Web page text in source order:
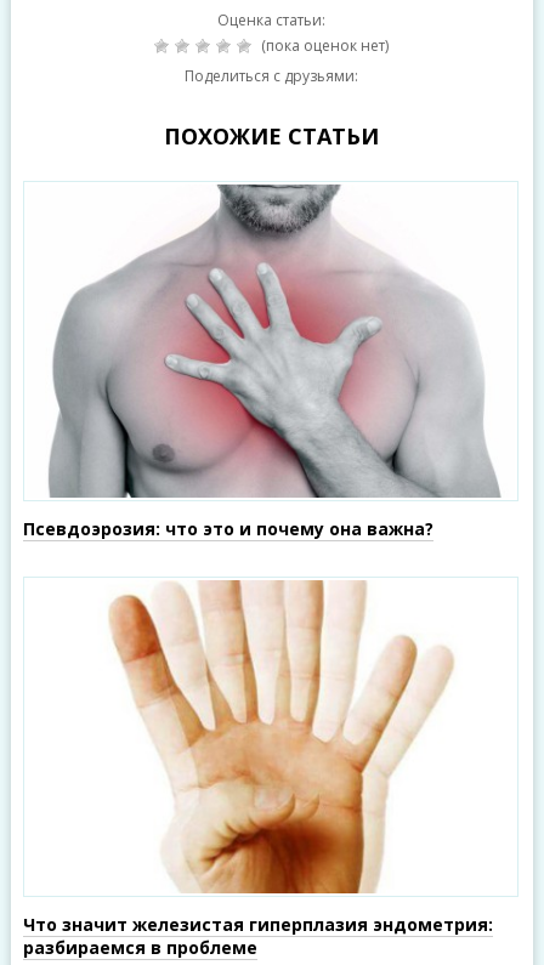
Оценка статьи:
(пока оценок нет)
Поделиться с друзьями:
ПОХОЖИЕ СТАТЬИ
Псевдоэрозия: что это и почему она важна?
Что значит железистая гиперплазия эндометрия:
разбираемся в проблеме